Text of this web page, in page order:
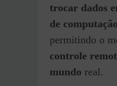
trocar dados
de
permitindo o
controle
mundo real.